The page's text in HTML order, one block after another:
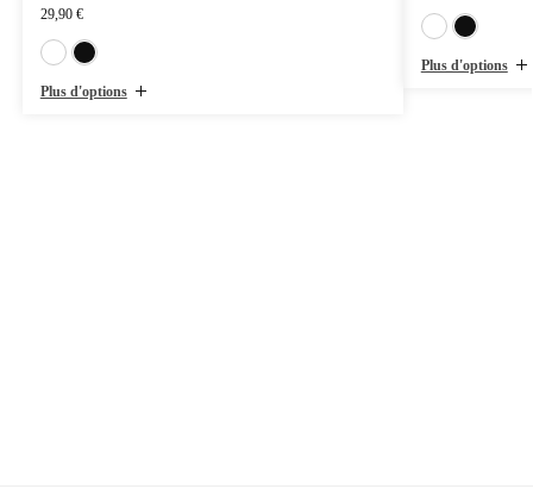
29,90 €
Plus d'options
Plus d'options